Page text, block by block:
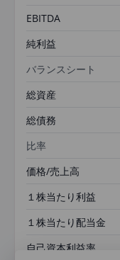
EBITDA
純利益
バランスシート
総資産
総債務
比率
価格/売上高
１株当たり利益
１株当たり配当金
自己資本利益率